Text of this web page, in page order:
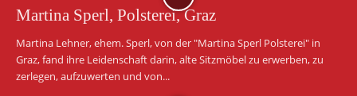
Martina Sperl, Polsterei, Graz
Martina Lehner, ehem. Sperl, von der "Martina Sperl Polsterei" in
Graz, fand ihre Leidenschaft darin, alte Sitzmöbel zu erwerben, zu
zerlegen, aufzuwerten und von...